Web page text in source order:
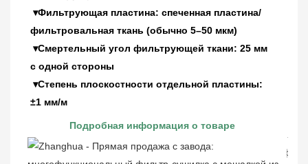
фильтровальная ткань (обычно 5–50 мкм)
с одной стороны
±1 мм/м
Подробная информация о товаре